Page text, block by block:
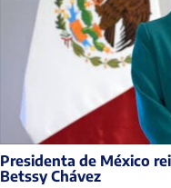
Presidenta de México
Betssy Chávez